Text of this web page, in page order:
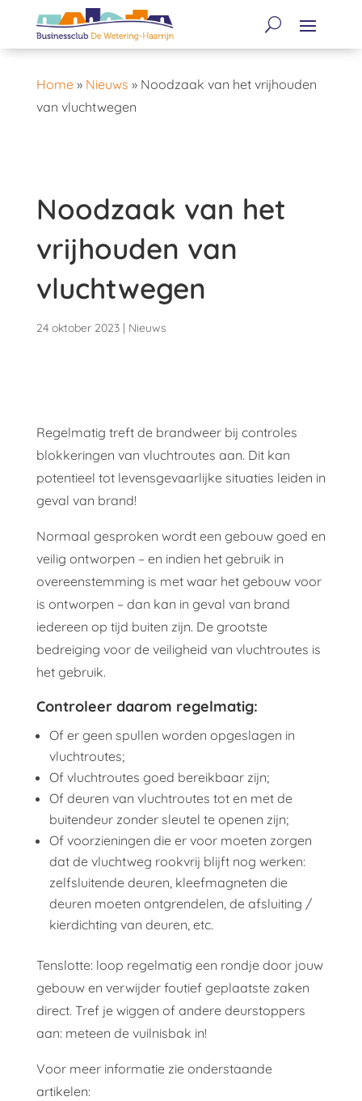
Home» Nieuws » Noodzaak van het vrijhouden
van vluchtwegen
Noodzaak van het
vrijhouden van
vluchtwegen
24 oktober 2023| Nieuws
Regelmatig treft de brandweer bij controles
blokkeringen van vluchtroutes aan. Dit kan
potentieel tot levensgevaarlijke situaties leiden in
geval van brand!
Normaal gesproken wordt een gebouw goed en
veilig ontworpen – en indien het gebruik in
overeenstemming is met waar het gebouw voor
is ontworpen – dan kan in geval van brand
iedereen op tijd buiten zijn. De grootste
bedreiging voor de veiligheid van vluchtroutes is
het gebruik.
Controleer daarom regelmatig:
Of er geen spullen worden opgeslagen in
vluchtroutes;
Of vluchtroutes goed bereikbaar zijn;
Of deuren van vluchtroutes tot en met de
buitendeur zonder sleutel te openen zijn;
Of voorzieningen die er voor moeten zorgen
dat de vluchtweg rookvrij blijft nog werken:
zelfsluitende deuren, kleefmagneten die
deuren moeten ontgrendelen, de afsluiting /
kierdichting van deuren, etc.
Tenslotte: loop regelmatig een rondje door jouw
gebouw en verwijder foutief geplaatste zaken
direct. Tref je wiggen of andere deurstoppers
aan: meteen de vuilnisbak in!
Voor meer informatie zie onderstaande
artikelen: